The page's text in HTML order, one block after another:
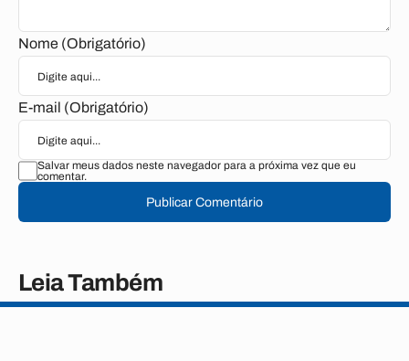
Nome (Obrigatório)
E-mail (Obrigatório)
Salvar meus dados neste navegador para a próxima vez que eu
comentar.
Publicar Comentário
Leia Também